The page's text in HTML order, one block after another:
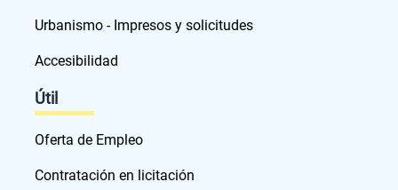
Urbanismo - Impresos y solicitudes
Accesibilidad
Útil
Oferta de Empleo
Contratación en licitación